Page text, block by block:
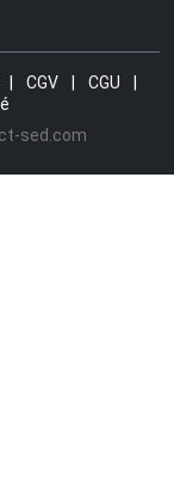
| CGV | CGU
|
sed.com